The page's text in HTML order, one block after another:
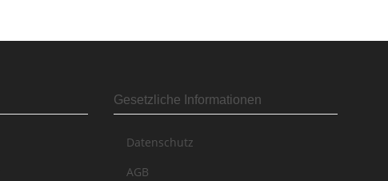
Gesetzliche Informationen
Datenschutz
AGB